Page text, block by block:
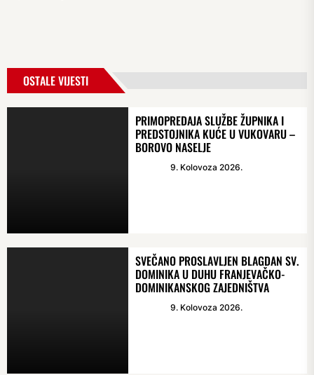
OSTALE VIJESTI
PRIMOPREDAJA SLUŽBE ŽUPNIKA I
PREDSTOJNIKA KUĆE U VUKOVARU –
BOROVO NASELJE
9. Kolovoza 2026.
SVEČANO PROSLAVLJEN BLAGDAN SV.
DOMINIKA U DUHU FRANJEVAČKO-
DOMINIKANSKOG ZAJEDNIŠTVA
9. Kolovoza 2026.